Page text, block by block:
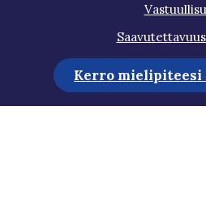
Kerro mielipiteesi